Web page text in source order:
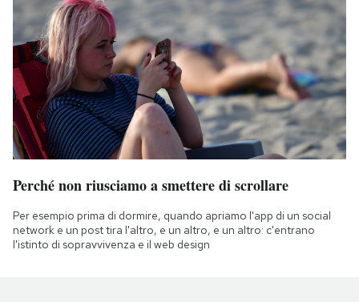
Perché non riusciamo a smettere di scrollare
Per esempio prima di dormire, quando apriamo l'app di un social
network e un post tira l'altro, e un altro, e un altro: c'entrano
l'istinto di sopravvivenza e il web design